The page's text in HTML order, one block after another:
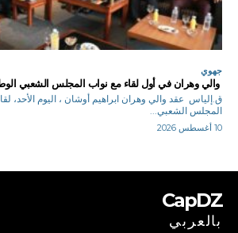
جهوي
والي وهران في أول لقاء مع نواب المجلس الشعبي
ق.إلياس عقد والي وهران ابراهيم أوشان ، اليوم
المجلس الشعبي...
10 أغسطس 2026
CapDZ
بالعربي